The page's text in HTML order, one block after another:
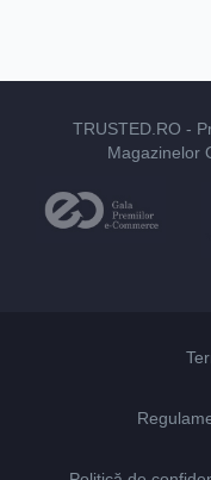
TRUSTED.RO -
Magazinelor